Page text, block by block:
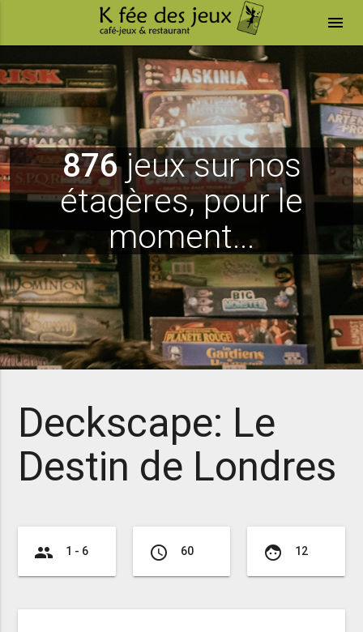
menu
876jeux sur nos
étagères, pour le
moment...
Deckscape: Le
Destin de Londres
group 1 - 6 access_time 60 face 12